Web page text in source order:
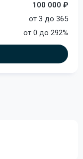
100 000 ₽
от 3 до 365
от 0 до 292%